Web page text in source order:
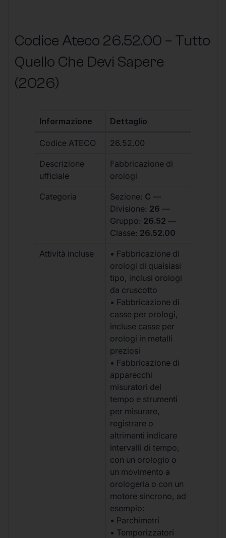
Codice Ateco 26.52.00 – Tutto
Quello Che Devi Sapere
(2026)
Informazione Dettaglio
Codice ATECO 26.52.00
Descrizione
ufficiale
Fabbricazione di
orologi
Categoria Sezione: C —
Divisione: 26 —
Gruppo: 26.52 —
Classe: 26.52.00
Attività incluse
• Fabbricazione di
orologi di qualsiasi
tipo, inclusi orologi
da cruscotto
• Fabbricazione di
casse per orologi,
incluse casse per
orologi in metalli
preziosi
• Fabbricazione di
apparecchi
misuratori del
tempo e strumenti
per misurare,
registrare o
altrimenti indicare
intervalli di tempo,
con un orologio o
un movimento a
orologeria o con un
motore sincrono, ad
esempio:
• Parchimetri
• Temporizzatori